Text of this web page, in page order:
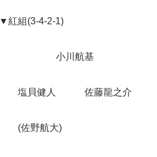
▼紅組(3-4-2-1)
小川航基
塩貝健人 佐藤龍之介
(佐野航大)